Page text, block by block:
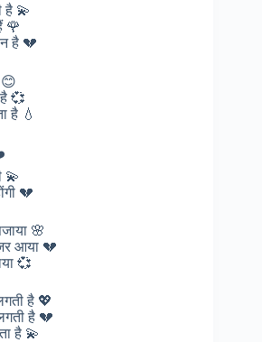
है 💫
🌹
है 💔
😊
💞
है 💧
💫
💔
🌸
आया 💔
💞
है 💖
है 💔
है 💫